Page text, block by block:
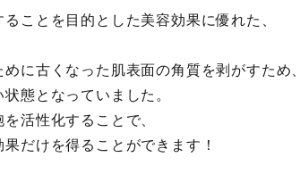
ことを目的とした美容効果に優れた、
に古くなった肌表面の角質を剥がすため、
態となっていました。
活性化することで、
だけを得ることができます！